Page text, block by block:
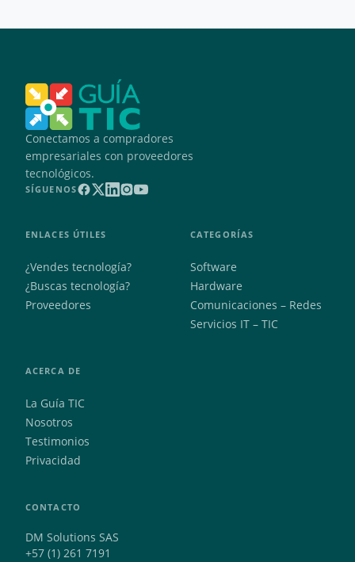
Conectamos a compradores
empresariales con proveedores
tecnológicos.
SÍGUENOS
ENLACES ÚTILES
¿Vendes tecnología?
¿Buscas tecnología?
Proveedores
CATEGORÍAS
Software
Hardware
Comunicaciones – Redes
Servicios IT – TIC
ACERCA DE
La Guía TIC
Nosotros
Testimonios
Privacidad
CONTACTO
DM Solutions SAS
+57 (1) 261 7191